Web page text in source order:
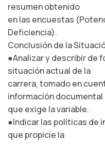
resumen obtenido
en las encuestas
Deficiencia).
Conclusión de la
●Analizar y describir de
situación actual de la
carrera, tomado en
información documental
que exige la variable.
●Indicar las políticas de
que propicie la